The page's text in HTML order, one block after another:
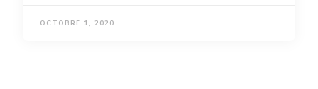
OCTOBRE 1, 2020